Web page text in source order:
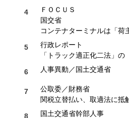
ＦＯＣＵＳ
国交省
コンテナターミナルは「荷
行政レポート
「トラック適正化二法」の
人事異動／国土交通省
公取委／財務省
関税立替払い、取適法に抵
国土交通省幹部人事